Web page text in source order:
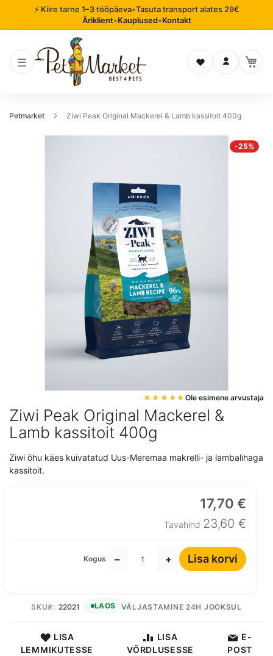
⚡ Kiire tarne 1–3 tööpäeva•Tasuta transport alates 29€
Äriklient•Kauplused•Kontakt
Soovinimekiri
Logi sisse
Petmarket Ziwi Peak Original Mackerel & Lamb kassitoit 400g
Ziwi Peak Original Mackerel &
Lamb kassitoit 400g
Ole esimene arvustaja
Ziwi õhu käes kuivatatud Uus-Meremaa makrelli- ja lambalihaga
kassitoit.
17,70 €
Tavahind 23,60 €
Kogus − + Lisa korvi
VÄLJASTAMINE 24H JOOKSUL
SKU 22021 LAOS
LISA
LEMMIKUTESSE
LISA
VÕRDLUSESSE
E-
POST
-25%
pildigalerii
algusesse